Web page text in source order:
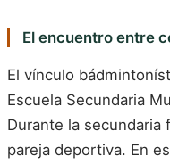
El encuentro entre
El vínculo
Escuela Secundaria
Durante la
pareja deportiva. En